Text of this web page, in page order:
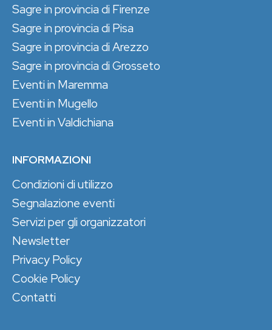
Sagre in provincia di Firenze
Sagre in provincia di Pisa
Sagre in provincia di Arezzo
Sagre in provincia di Grosseto
Eventi in Maremma
Eventi in Mugello
Eventi in Valdichiana
INFORMAZIONI
Condizioni di utilizzo
Segnalazione eventi
Servizi per gli organizzatori
Newsletter
Privacy Policy
Cookie Policy
Contatti